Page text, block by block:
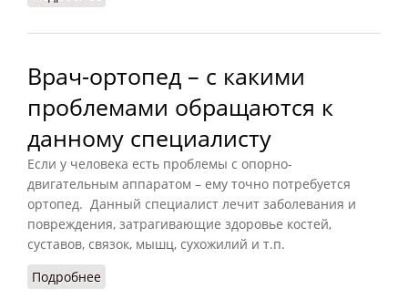
Врач-ортопед – с какими
проблемами обращаются к
данному специалисту
Если у человека есть проблемы с опорно-
двигательным аппаратом – ему точно потребуется
ортопед. Данный специалист лечит заболевания и
повреждения, затрагивающие здоровье костей,
суставов, связок, мышц, сухожилий и т.п.
Подробнее